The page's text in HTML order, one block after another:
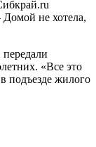
Домой не хотела,
«Все это
подъезде жилого